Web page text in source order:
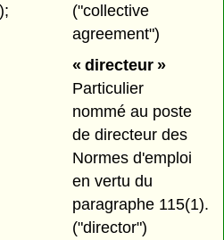
("collective
agreement")
« directeur »
Particulier
nommé au poste
de directeur des
Normes d'emploi
en vertu du
paragraphe 115(1).
("director")